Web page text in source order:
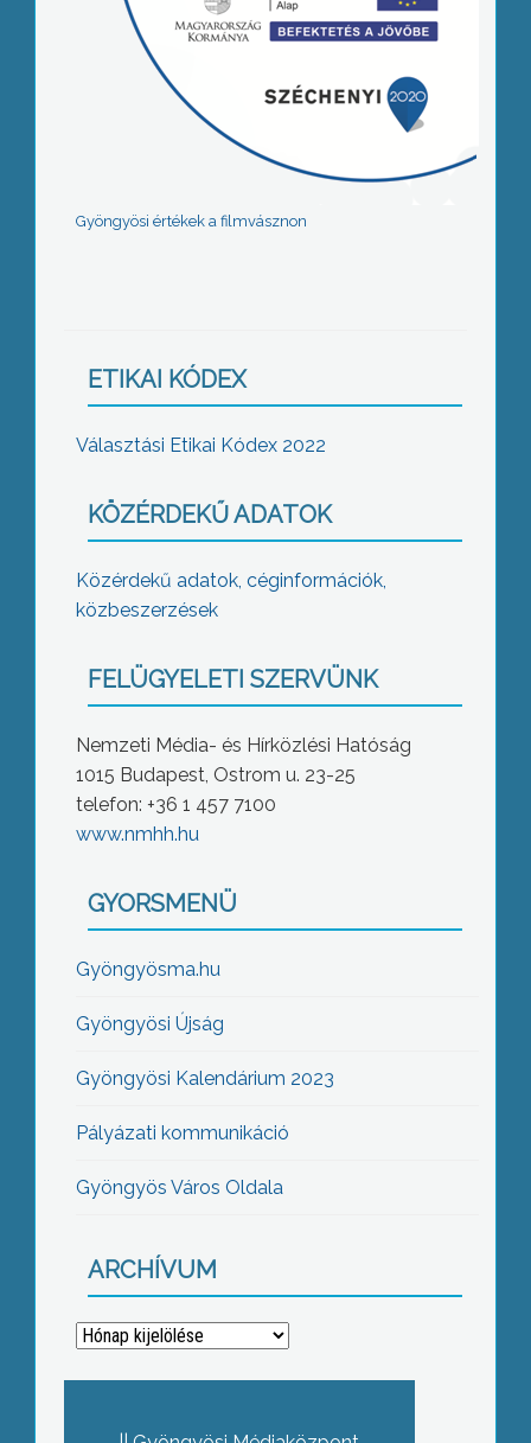
Gyöngyösi értékek a filmvásznon
ETIKAI KÓDEX
Választási Etikai Kódex 2022
KÖZÉRDEKŰ ADATOK
Közérdekű adatok, céginformációk,
közbeszerzések
FELÜGYELETI SZERVÜNK
Nemzeti Média- és Hírközlési Hatóság
1015 Budapest, Ostrom u. 23-25
telefon: +36 1 457 7100
www.nmhh.hu
GYORSMENÜ
Gyöngyösma.hu
Gyöngyösi Újság
Gyöngyösi Kalendárium 2023
Pályázati kommunikáció
Gyöngyös Város Oldala
ARCHÍVUM
Archívum